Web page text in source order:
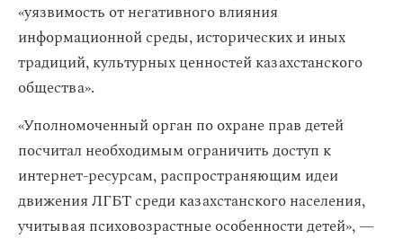
«уязвимость от негативного влияния
информационной среды, исторических и иных
традиций, культурных ценностей казахстанского
общества».
«Уполномоченный орган по охране прав детей
посчитал необходимым ограничить доступ к
интернет-ресурсам, распространяющим идеи
движения ЛГБТ среди казахстанского населения,
учитывая психовозрастные особенности детей», —